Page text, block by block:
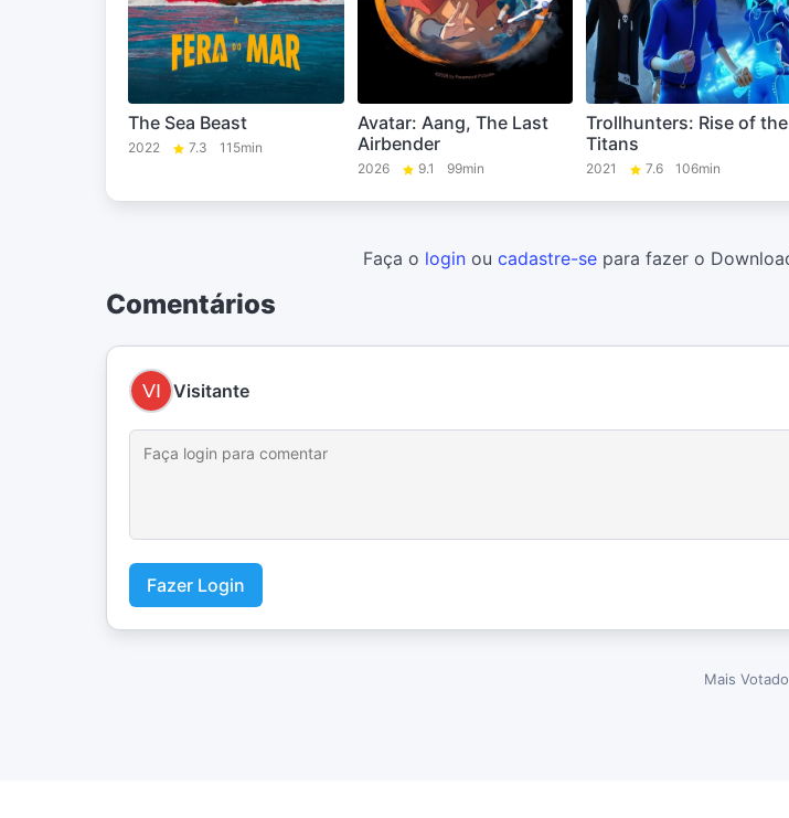
The Sea Beast
2022 7.3 115min
Avatar: Aang, The Last
Airbender
2026 9.1 99min
Trollhunters: Rise of the
Titans
2021 7.6 106min
Faça o login ou cadastre-se para fazer o
Comentários
Visitante
Fazer Login
Mais